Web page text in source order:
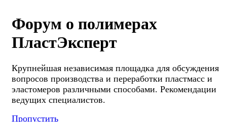
Форум о полимерах
ПластЭксперт
Крупнейшая независимая площадка для обсуждения
вопросов производства и переработки пластмасс и
эластомеров различными способами. Рекомендации
ведущих специалистов.
Пропустить